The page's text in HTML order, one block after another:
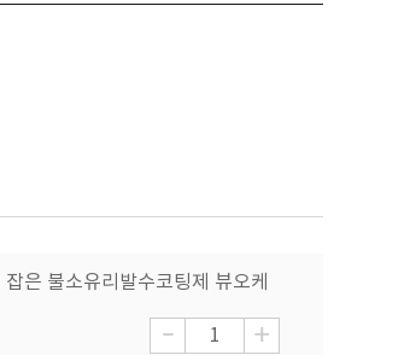
은 불소유리발수코팅제 뷰오케
- +